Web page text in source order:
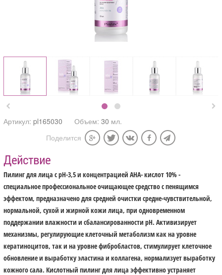
 
Артикул:pl165030 Объем:30 мл.
Поделится
Действие
Пилинг для лица с pH-3,5 и концентрацией AHA- кислот 10% -
специальное профессиональное очищающее средство с пенящимся
эффектом, предназначено для средней очистки средне-чувствительной,
нормальной, сухой и жирной кожи лица, при одновременном
поддержании влажности и сбалансированности pH. Активизирует
механизмы, регулирующие клеточный метаболизм как на уровне
кератиноцитов, так и на уровне фибробластов, стимулирует клеточное
обновление и выработку эластина и коллагена, нормализует выработку
кожного сала. Кислотный пилинг для лица эффективно устраняет